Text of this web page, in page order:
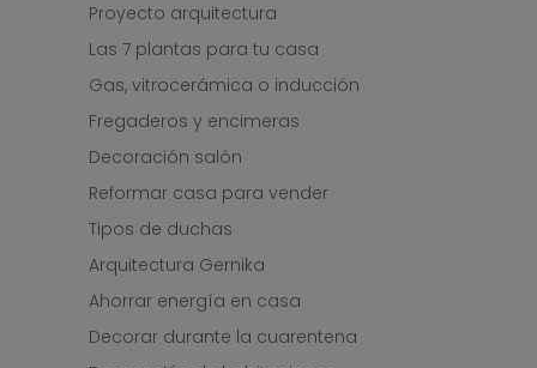
Proyecto arquitectura
Las 7 plantas para tu casa
Gas, vitrocerámica o inducción
Fregaderos y encimeras
Decoración salón
Reformar casa para vender
Tipos de duchas
Arquitectura Gernika
Ahorrar energía en casa
Decorar durante la cuarentena